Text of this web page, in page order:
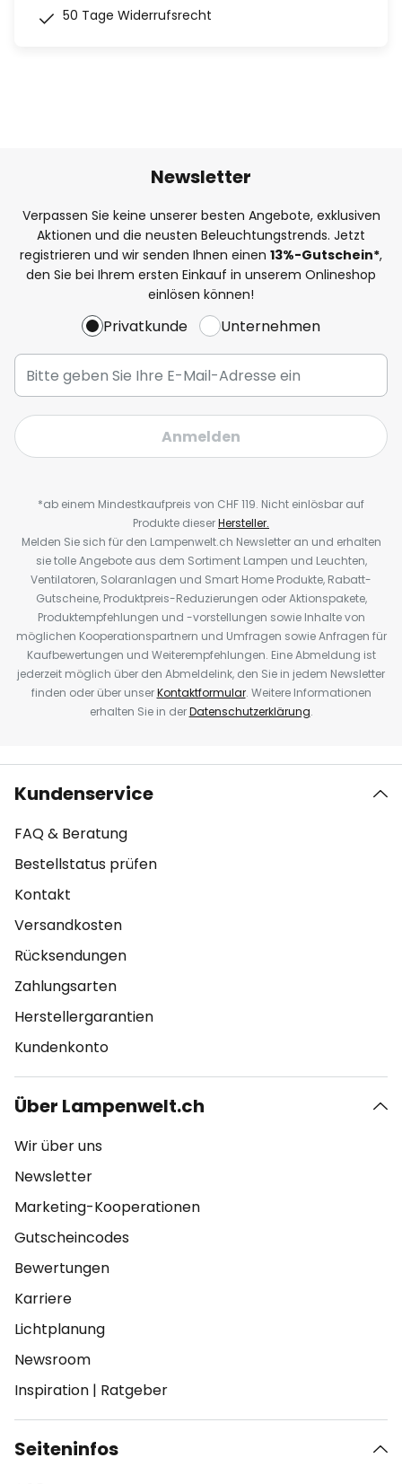
50 Tage Widerrufsrecht
Newsletter
Verpassen Sie keine unserer besten Angebote, exklusiven
Aktionen und die neusten Beleuchtungstrends. Jetzt
registrieren und wir senden Ihnen einen 13%-Gutschein*,
den Sie bei Ihrem ersten Einkauf in unserem Onlineshop
einlösen können!
Privatkunde Unternehmen
Anmelden
*ab einem Mindestkaufpreis von CHF 119. Nicht einlösbar auf
Produkte dieserHersteller.
Melden Sie sich für den Lampenwelt.ch Newsletter an und erhalten
sie tolle Angebote aus dem Sortiment Lampen und Leuchten,
Ventilatoren, Solaranlagen und Smart Home Produkte, Rabatt-
Gutscheine, Produktpreis-Reduzierungen oder Aktionspakete,
Produktempfehlungen und -vorstellungen sowie Inhalte von
möglichen Kooperationspartnern und Umfragen sowie Anfragen für
Kaufbewertungen und Weiterempfehlungen. Eine Abmeldung ist
jederzeit möglich über den Abmeldelink, den Sie in jedem Newsletter
finden oder über unserKontaktformular. Weitere Informationen
erhalten Sie in derDatenschutzerklärung.
Kundenservice
FAQ & Beratung
Bestellstatus prüfen
Kontakt
Versandkosten
Rücksendungen
Zahlungsarten
Herstellergarantien
Kundenkonto
Über Lampenwelt.ch
Wir über uns
Newsletter
Marketing-Kooperationen
Gutscheincodes
Bewertungen
Karriere
Lichtplanung
Newsroom
Inspiration | Ratgeber
Seiteninfos